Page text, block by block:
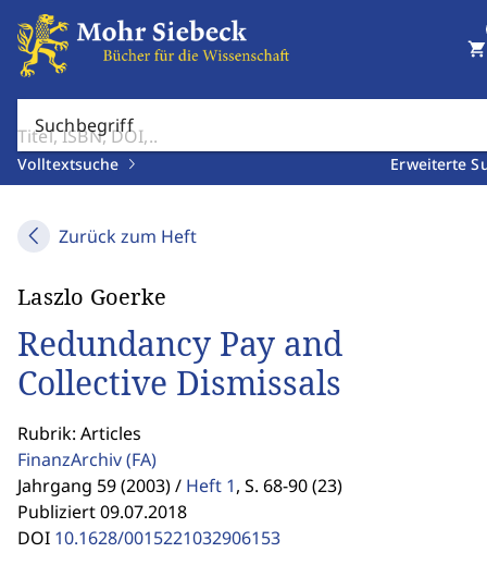
Suchbegriff
Volltextsuche Erweiterte
shopping_cart
Zurück zum Heft
Laszlo Goerke
Redundancy Pay and
Collective Dismissals
Rubrik: Articles
FinanzArchiv(FA)
Jahrgang 59 (2003) / Heft 1, S. 68-90 (23)
Publiziert 09.07.2018
DOI 10.1628/0015221032906153